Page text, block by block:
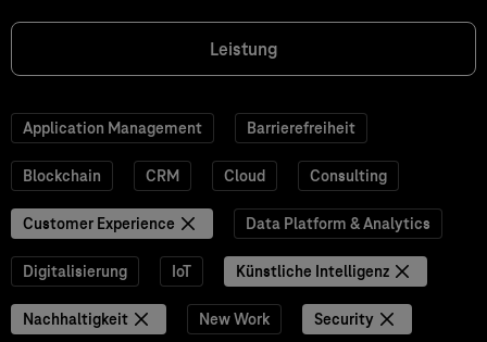
Leistung
Application Management Barrierefreiheit
Blockchain CRM Cloud Consulting
Customer Experience Data Platform & Analytics
Digitalisierung IoT Künstliche Intelligenz
Nachhaltigkeit New Work Security